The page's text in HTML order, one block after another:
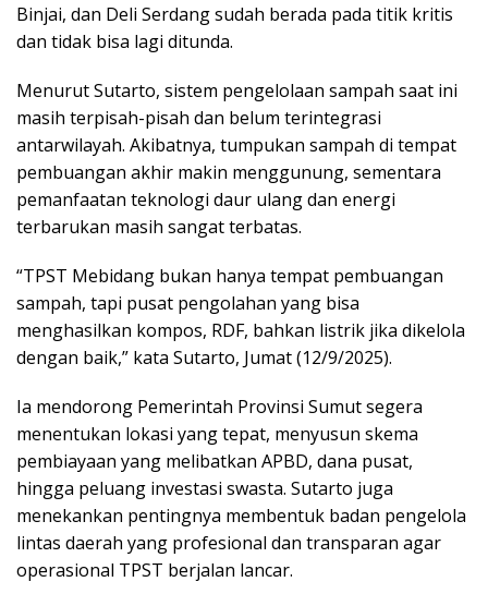
o
k
r
n
p
p
Binjai, dan Deli Serdang sudah berada pada titik kritis
dan tidak bisa lagi ditunda.
Menurut Sutarto, sistem pengelolaan sampah saat ini
masih terpisah-pisah dan belum terintegrasi
antarwilayah. Akibatnya, tumpukan sampah di tempat
pembuangan akhir makin menggunung, sementara
pemanfaatan teknologi daur ulang dan energi
terbarukan masih sangat terbatas.
“TPST Mebidang bukan hanya tempat pembuangan
sampah, tapi pusat pengolahan yang bisa
menghasilkan kompos, RDF, bahkan listrik jika dikelola
dengan baik,” kata Sutarto, Jumat (12/9/2025).
Ia mendorong Pemerintah Provinsi Sumut segera
menentukan lokasi yang tepat, menyusun skema
pembiayaan yang melibatkan APBD, dana pusat,
hingga peluang investasi swasta. Sutarto juga
menekankan pentingnya membentuk badan pengelola
lintas daerah yang profesional dan transparan agar
operasional TPST berjalan lancar.